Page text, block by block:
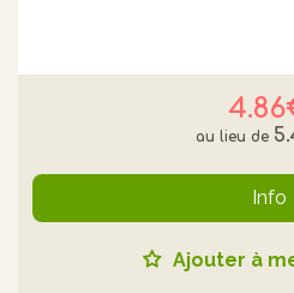
Info
Ajouter à